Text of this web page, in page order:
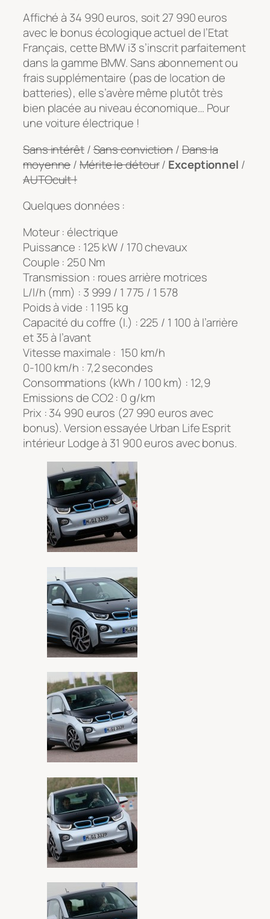
Affiché à 34 990 euros, soit 27 990 euros
avec le bonus écologique actuel de l’Etat
Français, cette BMW i3 s’inscrit parfaitement
dans la gamme BMW. Sans abonnement ou
frais supplémentaire (pas de location de
batteries), elle s’avère même plutôt très
bien placée au niveau économique… Pour
une voiture électrique !
Sans intérêt/Sans conviction/Dans la
moyenne/Mérite le détour/ Exceptionnel /
AUTOcult !
Quelques données :
Moteur : électrique
Puissance : 125 kW / 170 chevaux
Couple : 250 Nm
Transmission : roues arrière motrices
L/l/h (mm) : 3 999 / 1 775 / 1 578
Poids à vide : 1 195 kg
Capacité du coffre (l.) : 225 / 1 100 à l’arrière
et 35 à l’avant
Vitesse maximale : 150 km/h
0-100 km/h : 7,2 secondes
Consommations (kWh / 100 km) : 12,9
Emissions de CO2 : 0 g/km
Prix : 34 990 euros (27 990 euros avec
bonus). Version essayée Urban Life Esprit
intérieur Lodge à 31 900 euros avec bonus.